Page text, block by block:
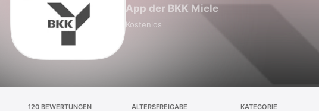
App der BKK Miele
Kostenlos
120 BEWERTUNGEN ALTERSFREIGABE KATEGORIE